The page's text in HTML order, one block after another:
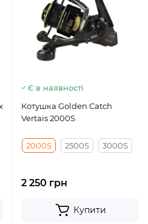
Є в наявності
Котушка Golden Catch
Vertais 2000S
2000S 2500S 3000S
2 250 грн
Купити